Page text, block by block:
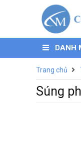
DANH
Trang chủ
Súng